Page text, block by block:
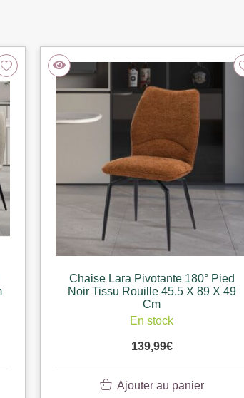
Chaise Lara Pivotante 180° Pied
Noir Tissu Rouille 45.5 X 89 X 49
Cm
En stock
139,99€
Ajouter au panier